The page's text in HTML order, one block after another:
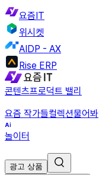
요즘IT
위시켓
AIDP - AX
Rise ERP
콘텐츠프로덕트 밸리
요즘 작가들컬렉션물어봐
놀이터
광고 상품